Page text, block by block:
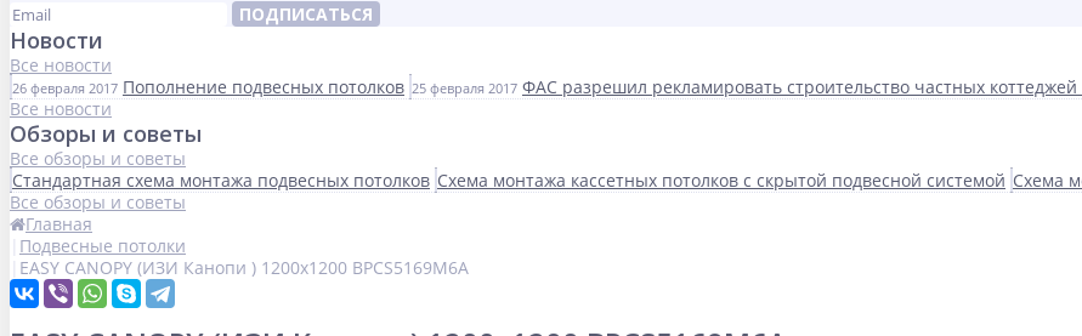
ПОДПИСАТЬСЯ
Новости
Все новости
26 февраля 2017 Пополнение подвесных потолков 25 февраля 2017 ФАС разрешил рекламировать строительство частных
Все новости
Обзоры и советы
Все обзоры и советы
Стандартная схема монтажа подвесных потолков Схема монтажа кассетных потолков с скрытой подвесной системой Схема
Все обзоры и советы
Главная
Подвесные потолки
EASY CANOPY (ИЗИ Канопи ) 1200x1200 BPCS5169M6A